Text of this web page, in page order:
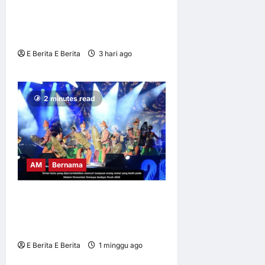
E Berita E Berita 3 hari ago
2 minutes read
AM Bernama
E Berita E Berita
1 minggu ago